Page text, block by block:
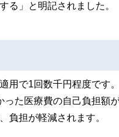
る」と明記されました。
用で1回数千円程度です
た医療費の自己負担額
負担が軽減されます。